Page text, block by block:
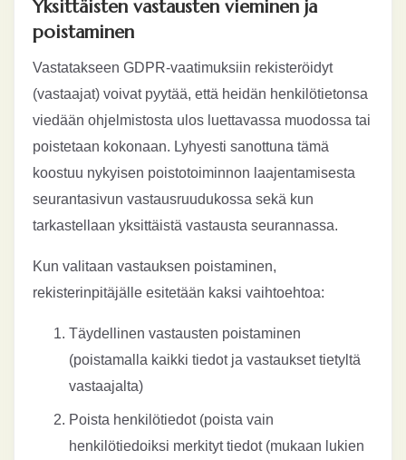
Yksittäisten vastausten vieminen ja
poistaminen
Vastatakseen GDPR-vaatimuksiin rekisteröidyt
(vastaajat) voivat pyytää, että heidän henkilötietonsa
viedään ohjelmistosta ulos luettavassa muodossa tai
poistetaan kokonaan. Lyhyesti sanottuna tämä
koostuu nykyisen poistotoiminnon laajentamisesta
seurantasivun vastausruudukossa sekä kun
tarkastellaan yksittäistä vastausta seurannassa.
Kun valitaan vastauksen poistaminen,
rekisterinpitäjälle esitetään kaksi vaihtoehtoa:
Täydellinen vastausten poistaminen
(poistamalla kaikki tiedot ja vastaukset tietyltä
vastaajalta)
Poista henkilötiedot (poista vain
henkilötiedoiksi merkityt tiedot (mukaan lukien